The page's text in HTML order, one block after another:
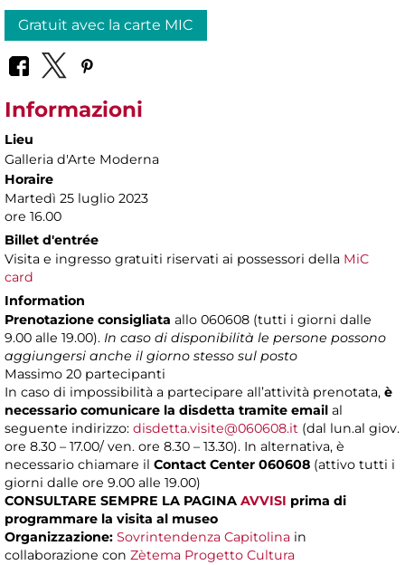
Gratuit avec la carte MIC
Informazioni
Lieu
Galleria d'Arte Moderna
Horaire
Martedì 25 luglio 2023
ore 16.00
Billet d'entrée
Visita e ingresso gratuiti riservati ai possessori della MiC
card
Information
Prenotazione consigliata allo 060608 (tutti i giorni dalle
9.00 alle 19.00). In caso di disponibilità le persone possono
aggiungersi anche il giorno stesso sul posto
Massimo 20 partecipanti
In caso di impossibilità a partecipare all’attività prenotata, è
necessario comunicare la disdetta tramite email al
seguente indirizzo: disdetta.visite@060608.it (dal lun.al giov.
ore 8.30 – 17.00/ ven. ore 8.30 – 13.30). In alternativa, è
necessario chiamare il Contact Center 060608 (attivo tutti i
giorni dalle ore 9.00 alle 19.00)
CONSULTARE SEMPRE LA PAGINA AVVISI prima di
programmare la visita al museo
Organizzazione: Sovrintendenza Capitolina in
collaborazione con Zètema Progetto Cultura